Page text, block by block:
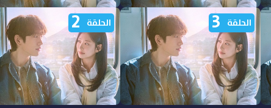
مشاهدة مسلسل Still Shining
الحلقة 8 مترجمة
مشاهدة مسلسل Still Shining
الحلقة 7 مترجمة
الحلقة 3 الحلقة 2